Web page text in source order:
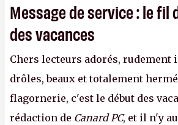
Message de service : le fil
des vacances
Chers lecteurs adorés, rudement
drôles, beaux et totalement
flagornerie, c'est le début des
rédaction de Canard PC, et il n'y